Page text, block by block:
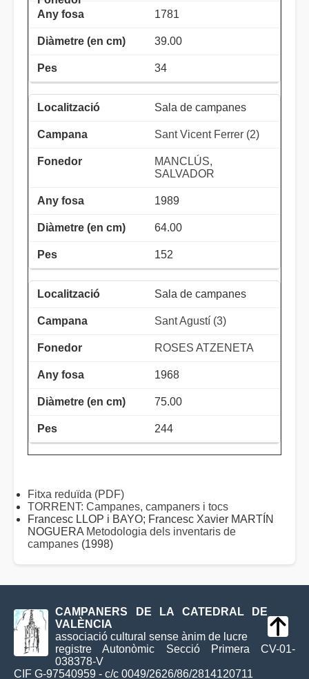
1781
39.00
34
Sala de campanes
Sant Vicent Ferrer (2)
MANCLÚS,
SALVADOR
1989
64.00
152
Sala de campanes
Sant Agustí (3)
ROSES ATZENETA
1968
75.00
244
Fitxa reduïda (PDF)
TORRENT: Campanes, campaners i tocs
Francesc LLOP i BAYO; Francesc Xavier MARTÍN
NOGUERA Metodologia dels inventaris de
campanes (1998)
CAMPANERS DE LA CATEDRAL DE
VALÈNCIA
associació cultural sense ànim de lucre
registre Autonòmic Secció Primera CV-01-
038378-V
CIF G-97540959 - c/c 0049/2626/86/2814120711